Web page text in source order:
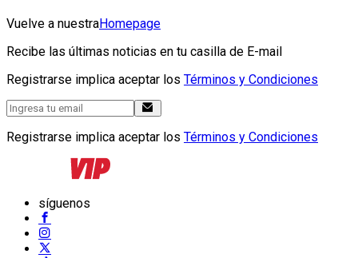
Vuelve a nuestraHomepage
Recibe las últimas noticias en tu casilla de E-mail
Registrarse implica aceptar los Términos y Condiciones
Registrarse implica aceptar los Términos y Condiciones
síguenos